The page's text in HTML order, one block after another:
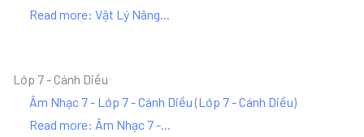
Read more: Vật Lý Nâng...
Lớp 7 - Cánh Diều
Âm Nhạc 7 - Lớp 7 - Cánh Diều (Lớp 7 - Cánh Diều)
Read more: Âm Nhạc 7 -...